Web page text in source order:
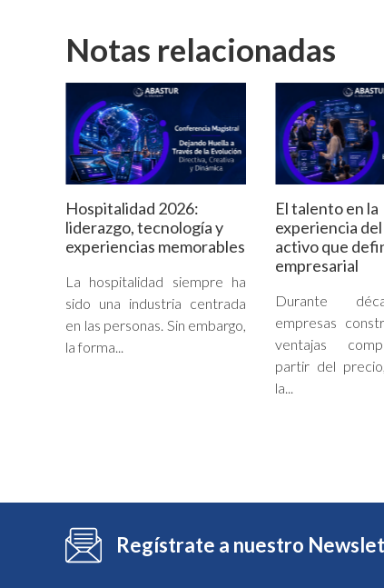
Notas relacionadas
Hospitalidad 2026:
liderazgo, tecnología y
experiencias memorables
La hospitalidad siempre ha
sido una industria centrada
en las personas. Sin embargo,
la forma...
El talento en la
experiencia
activo que
empresarial
Durante
empresas
ventajas
partir del
la...
Regístrate a nuestro